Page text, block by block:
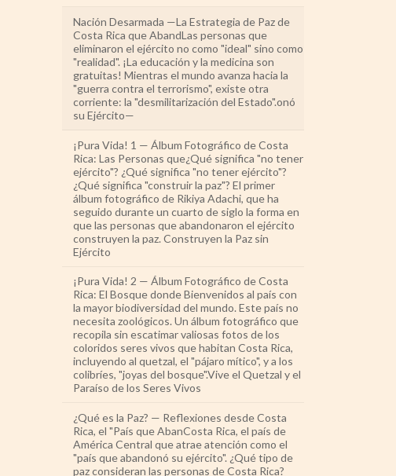
Nación Desarmada —La Estrategia de Paz de
Costa Rica que AbandLas personas que
eliminaron el ejército no como "ideal" sino como
"realidad". ¡La educación y la medicina son
gratuitas! Mientras el mundo avanza hacia la
"guerra contra el terrorismo", existe otra
corriente: la "desmilitarización del Estado".onó
su Ejército—
¡Pura Vida! 1 — Álbum Fotográfico de Costa
Rica: Las Personas que¿Qué significa "no tener
ejército"? ¿Qué significa "no tener ejército"?
¿Qué significa "construir la paz"? El primer
álbum fotográfico de Rikiya Adachi, que ha
seguido durante un cuarto de siglo la forma en
que las personas que abandonaron el ejército
construyen la paz. Construyen la Paz sin
Ejército
¡Pura Vida! 2 — Álbum Fotográfico de Costa
Rica: El Bosque donde Bienvenidos al país con
la mayor biodiversidad del mundo. Este país no
necesita zoológicos. Un álbum fotográfico que
recopila sin escatimar valiosas fotos de los
coloridos seres vivos que habitan Costa Rica,
incluyendo al quetzal, el "pájaro mítico", y a los
colibríes, "joyas del bosque".Vive el Quetzal y el
Paraíso de los Seres Vivos
¿Qué es la Paz? — Reflexiones desde Costa
Rica, el "País que AbanCosta Rica, el país de
América Central que atrae atención como el
"país que abandonó su ejército". ¿Qué tipo de
paz consideran las personas de Costa Rica?